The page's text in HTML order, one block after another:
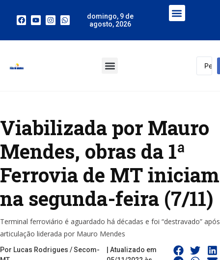
domingo, 9 de
agosto, 2026
Viabilizada por Mauro
Mendes, obras da 1ª
Ferrovia de MT iniciam
na segunda-feira (7/11)
Terminal ferroviário é aguardado há décadas e foi “destravado” após
articulação liderada por Mauro Mendes
Por Lucas Rodrigues / Secom-
| Atualizado em